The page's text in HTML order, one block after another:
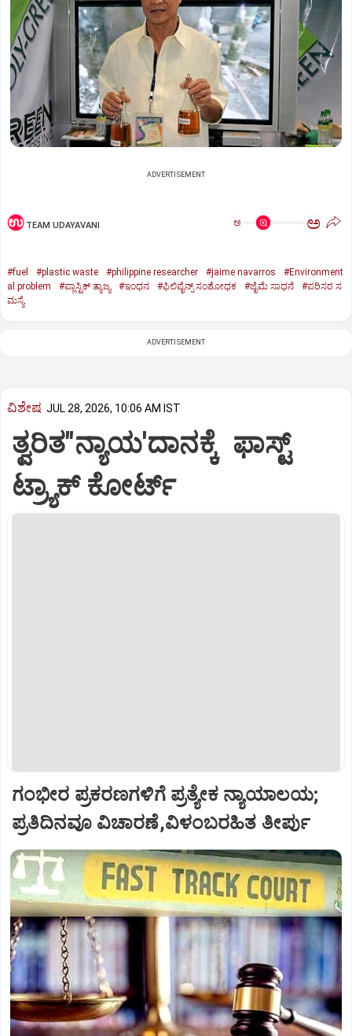
ADVERTISEMENT
TEAM UDAYAVANI ಅ ಅ
#fuel #plastic waste #philippine researcher #jaime navarros
#Environment
al problem
#ಪ್ಲಾಸ್ಟಿಕ್‌ ತ್ಯಾಜ್ಯ #ಇಂಧನ #ಫಿಲಿಪೈನ್ಸ್‌ ಸಂಶೋಧಕ #ಜೈಮೆ ಸಾಧನೆ
#ಪರಿಸರ ಸ
ಮಸ್ಯೆ
ADVERTISEMENT
ವಿಶೇಷ JUL 28, 2026, 10:06 AM IST
ತ್ವರಿತ"ನ್ಯಾಯ'ದಾನಕ್ಕೆ ಫಾಸ್ಟ್‌
ಟ್ರ್ಯಾಕ್ ಕೋರ್ಟ್‌
ಗಂಭೀರ ಪ್ರಕರಣಗಳಿಗೆ ಪ್ರತ್ಯೇಕ ನ್ಯಾಯಾಲಯ;
ಪ್ರತಿದಿನವೂ ವಿಚಾರಣೆ,ವಿಳಂಬರಹಿತ ತೀರ್ಪು